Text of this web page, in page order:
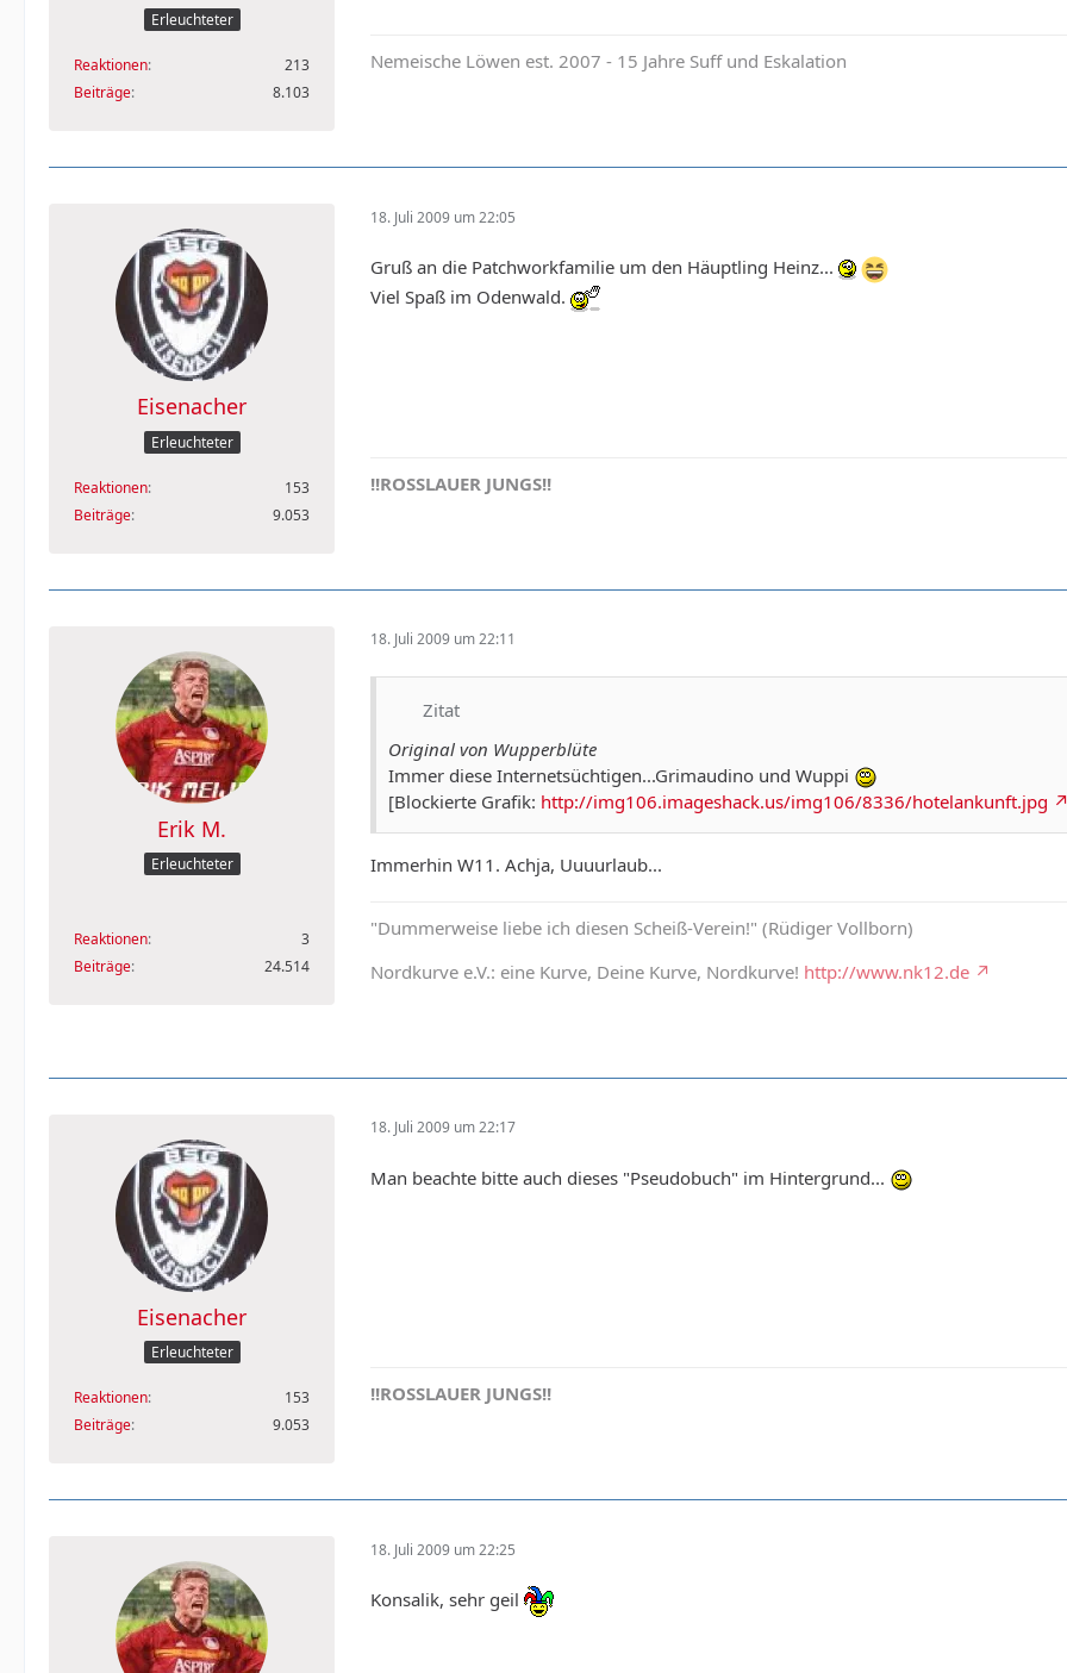
Erleuchteter
Reaktionen
213
Beiträge
8.103
Nemeische Löwen est. 2007 - 15 Jahre Suff und Eskalation
Eisenacher
Erleuchteter
Reaktionen
153
Beiträge
9.053
18. Juli 2009 um 22:05
Gruß an die Patchworkfamilie um den Häuptling Heinz...
Viel Spaß im Odenwald.
!!ROSSLAUER JUNGS!!
Erik M.
Erleuchteter
Reaktionen
3
Beiträge
24.514
18. Juli 2009 um 22:11
Zitat
Original von Wupperblüte
Immer diese Internetsüchtigen...Grimaudino und Wuppi
[Blockierte Grafik: http://img106.imageshack.us/img106/8336/hotelankunft.jpg
Immerhin W11. Achja, Uuuurlaub...
"Dummerweise liebe ich diesen Scheiß-Verein!" (Rüdiger Vollborn)
Nordkurve e.V.: eine Kurve, Deine Kurve, Nordkurve! http://www.nk12.de
Eisenacher
Erleuchteter
Reaktionen
153
Beiträge
9.053
18. Juli 2009 um 22:17
Man beachte bitte auch dieses "Pseudobuch" im Hintergrund...
!!ROSSLAUER JUNGS!!
18. Juli 2009 um 22:25
Konsalik, sehr geil